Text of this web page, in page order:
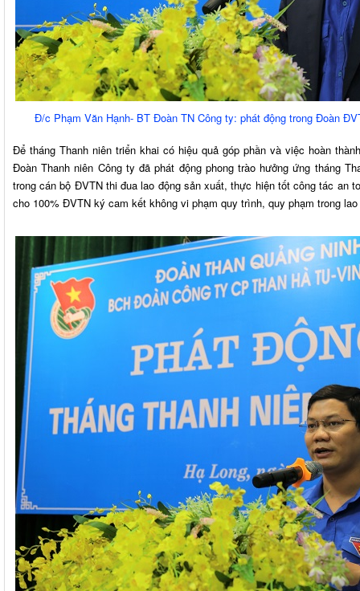
Đ/c Phạm Văn Hạnh- BT Đoàn TN Công ty: phát động trong Đoàn
Để tháng Thanh niên triển khai có hiệu quả góp phần và việc hoàn
Đoàn Thanh niên Công ty đã phát động phong trào hưởng ứng tháng
trong cán bộ ĐVTN thi đua lao động sản xuất, thực hiện tốt công tác an
cho 100% ĐVTN ký cam kết không vi phạm quy trình, quy phạm trong